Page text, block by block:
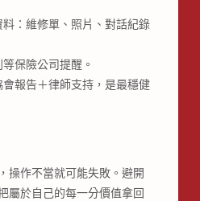
：維修單、照片、對話紀錄
保險公司提醒。
報告＋律師支持，是最穩健
操作不當就可能失敗。避開
屬於自己的每一分價值拿回